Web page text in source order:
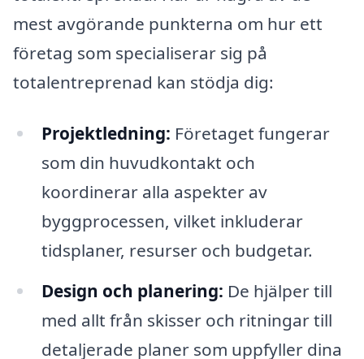
mest avgörande punkterna om hur ett
företag som specialiserar sig på
totalentreprenad kan stödja dig:
Projektledning: Företaget fungerar
som din huvudkontakt och
koordinerar alla aspekter av
byggprocessen, vilket inkluderar
tidsplaner, resurser och budgetar.
Design och planering: De hjälper till
med allt från skisser och ritningar till
detaljerade planer som uppfyller dina